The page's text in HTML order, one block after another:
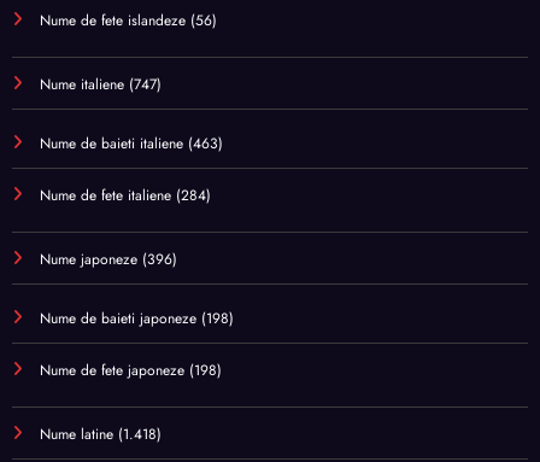
Nume de fete islandeze (56)
Nume italiene (747)
Nume de baieti italiene (463)
Nume de fete italiene (284)
Nume japoneze (396)
Nume de baieti japoneze (198)
Nume de fete japoneze (198)
Nume latine (1.418)